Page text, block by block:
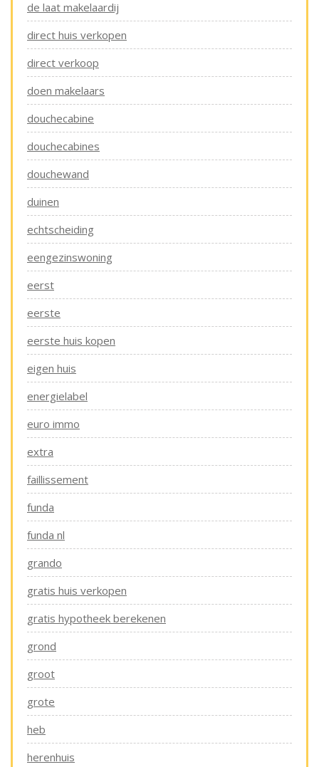
de laat makelaardij
direct huis verkopen
direct verkoop
doen makelaars
douchecabine
douchecabines
douchewand
duinen
echtscheiding
eengezinswoning
eerst
eerste
eerste huis kopen
eigen huis
energielabel
euro immo
extra
faillissement
funda
funda nl
grando
gratis huis verkopen
gratis hypotheek berekenen
grond
groot
grote
heb
herenhuis